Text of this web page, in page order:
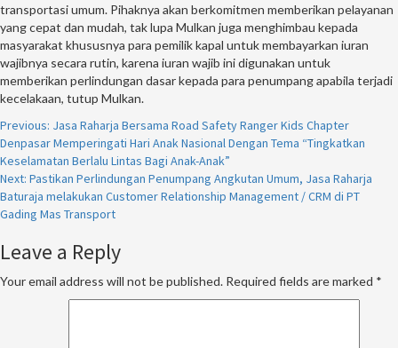
transportasi umum. Pihaknya akan berkomitmen memberikan pelayanan
yang cepat dan mudah, tak lupa Mulkan juga menghimbau kepada
masyarakat khususnya para pemilik kapal untuk membayarkan iuran
wajibnya secara rutin, karena iuran wajib ini digunakan untuk
memberikan perlindungan dasar kepada para penumpang apabila terjadi
kecelakaan, tutup Mulkan.
Continue
Reading
Previous: Jasa Raharja Bersama Road Safety Ranger Kids Chapter
Denpasar Memperingati Hari Anak Nasional Dengan Tema “Tingkatkan
Keselamatan Berlalu Lintas Bagi Anak-Anak”
Next: Pastikan Perlindungan Penumpang Angkutan Umum, Jasa Raharja
Baturaja melakukan Customer Relationship Management / CRM di PT
Gading Mas Transport
Leave a Reply
Your email address will not be published. Required fields are marked *